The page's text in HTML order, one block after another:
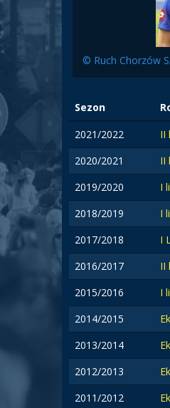
© Ruch Chorzów
Sezon
2021/2022
II
2020/2021
II
2019/2020
I
2018/2019
I
2017/2018
I
2016/2017
II
2015/2016
I
2014/2015
2013/2014
2012/2013
2011/2012